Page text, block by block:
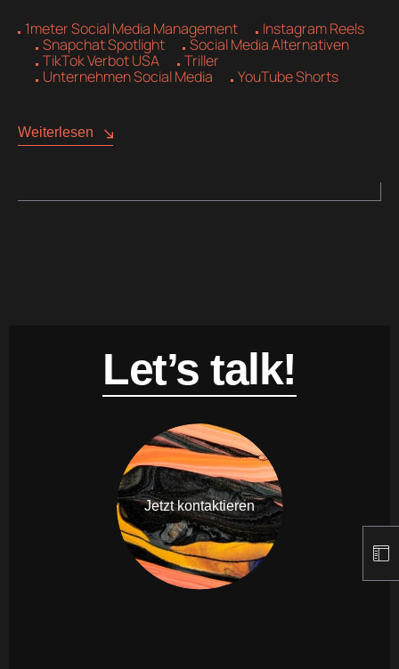
1meter Social Media Management
Instagram Reels
Snapchat Spotlight
Social Media Alternativen
TikTok Verbot USA
Triller
Unternehmen Social Media
YouTube Shorts
Weiterlesen
Let’s talk!
Jetzt kontaktieren